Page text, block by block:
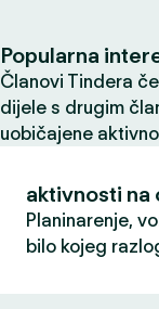
Popularna
Članovi Tindera
dijele s drugim
uobičajene
aktivnosti na
Planinarenje,
bilo kojeg